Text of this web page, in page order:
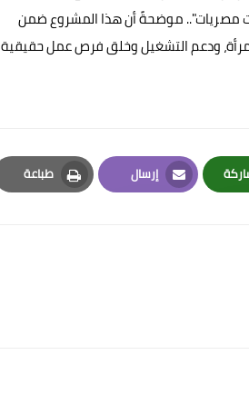
مصريات".. موضحةً أن هذا المشروع ضمن
ودعم التشغيل وخلق فرص عمل حقيقية
إرسال
Email
طباعة
Print